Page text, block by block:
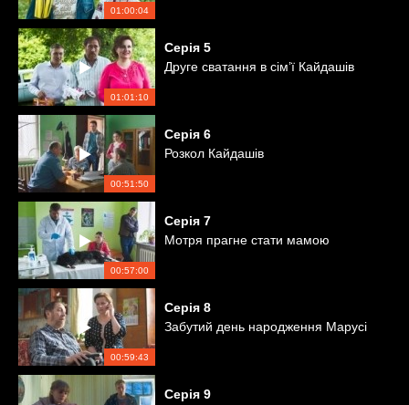
01:00:04
01:01:10
Серія 5
Друге сватання в сім’ї Кайдашів
00:51:50
Серія 6
Розкол Кайдашів
00:57:00
Серія 7
Мотря прагне стати мамою
00:59:43
Серія 8
Забутий день народження Марусі
Серія 9